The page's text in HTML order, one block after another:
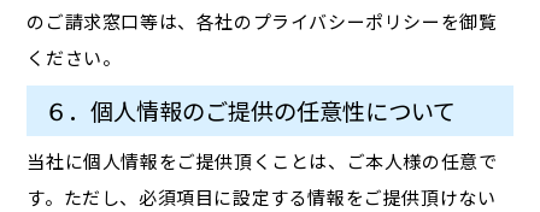
のご請求窓口等は、各社のプライバシーポリシーを御覧
ください。
６．個人情報のご提供の任意性について
当社に個人情報をご提供頂くことは、ご本人様の任意で
す。ただし、必須項目に設定する情報をご提供頂けない